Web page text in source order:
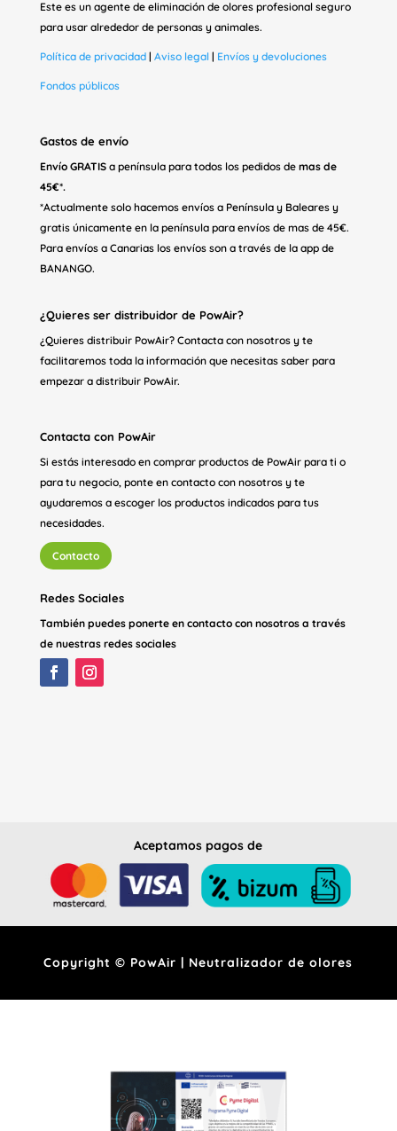
Este es un agente de eliminación de olores profesional seguro
para usar alrededor de personas y animales.
Política de privacidad| Aviso legal| Envíos y devoluciones
Fondos públicos
Gastos de envío
Envío GRATISa península para todos los pedidos de mas de
45€*.
*Actualmente solo hacemos envíos a Península y Baleares y
gratis únicamente en la península para envíos de mas de 45€.
Para envíos a Canarias los envíos son a través de la app de
BANANGO.
¿Quieres ser distribuidor de PowAir?
¿Quieres distribuir PowAir? Contacta con nosotros y te
facilitaremos toda la información que necesitas saber para
empezar a distribuir PowAir.
Contacta con PowAir
Si estás interesado en comprar productos de PowAir para ti o
para tu negocio, ponte en contacto con nosotros y te
ayudaremos a escoger los productos indicados para tus
necesidades.
Contacto
Redes Sociales
También puedes ponerte en contacto con nosotros a través
de nuestras redes sociales
Aceptamos pagos de
Copyright © PowAir | Neutralizador de olores